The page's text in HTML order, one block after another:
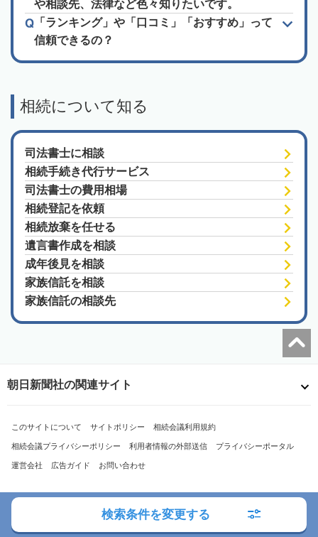
や相談先、法律など色々知りたいです。
「ランキング」や「口コミ」「おすすめ」って
信頼できるの？
相続について知る
司法書士に相談
相続手続き代行サービス
司法書士の費用相場
相続登記を依頼
相続放棄を任せる
遺言書作成を相談
成年後見を相談
家族信託を相談
家族信託の相談先
検索条件を変更する
朝日新聞社の関連サイト
このサイトについて サイトポリシー 相続会議利用規約
相続会議プライバシーポリシー 利用者情報の外部送信 プライバシーポータル
運営会社 広告ガイド お問い合わせ